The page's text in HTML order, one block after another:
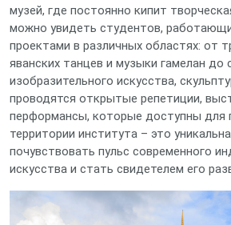
музей, где постоянно кипит
можно увидеть студентов,
проектами в различных областях: от
яванских танцев и музыки гамелан до
изобразительного искусства,
проводятся открытые репетиции,
перформансы, которые доступны для
территории института – это
почувствовать пульс современного
искусства и стать свидетелем его